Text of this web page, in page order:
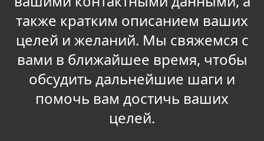
также кратким описанием ваших
целей и желаний. Мы свяжемся с
вами в ближайшее время, чтобы
обсудить дальнейшие шаги и
помочь вам достичь ваших
целей.